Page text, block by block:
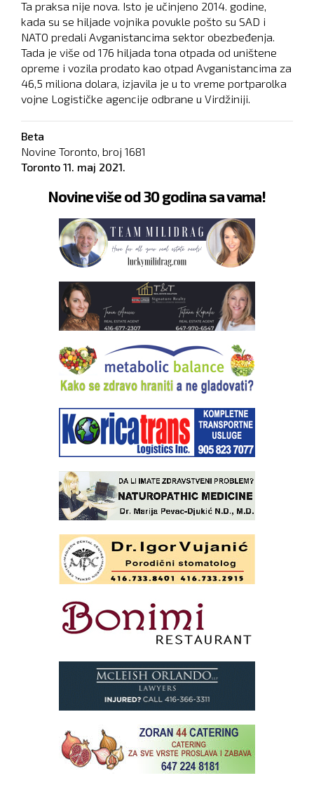
Ta praksa nije nova. Isto je učinjeno 2014. godine,
kada su se hiljade vojnika povukle pošto su SAD i
NATO predali Avganistancima sektor obezbeđenja.
Tada je više od 176 hiljada tona otpada od uništene
opreme i vozila prodato kao otpad Avganistancima za
46,5 miliona dolara, izjavila je u to vreme portparolka
vojne Logističke agencije odbrane u Virdžiniji.
Beta
Novine Toronto, broj 1681
Toronto 11. maj 2021.
Novine više od 30 godina sa vama!